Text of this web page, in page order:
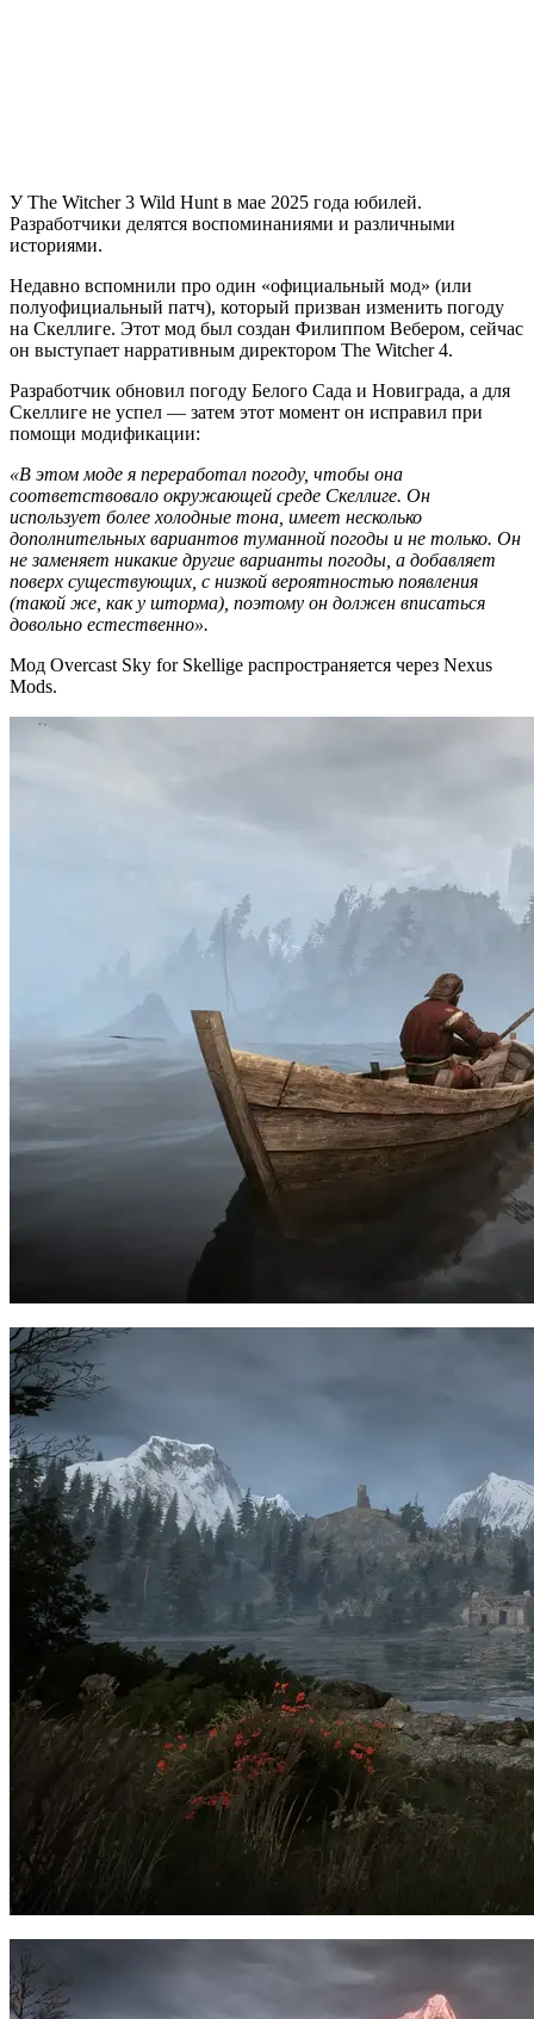
У The Witcher 3 Wild Hunt в мае 2025 года юбилей.
Разработчики делятся воспоминаниями и различными
историями.
Недавно вспомнили про один «официальный мод» (или
полуофициальный патч), который призван изменить погоду
на Скеллиге. Этот мод был создан Филиппом Вебером, сейчас
он выступает нарративным директором The Witcher 4.
Разработчик обновил погоду Белого Сада и Новиграда, а для
Скеллиге не успел — затем этот момент он исправил при
помощи модификации:
«В этом моде я переработал погоду, чтобы она
соответствовало окружающей среде Скеллиге. Он
использует более холодные тона, имеет несколько
дополнительных вариантов туманной погоды и не только. Он
не заменяет никакие другие варианты погоды, а добавляет
поверх существующих, с низкой вероятностью появления
(такой же, как у шторма), поэтому он должен вписаться
довольно естественно».
Мод Overcast Sky for Skellige распространяется через Nexus
Mods.